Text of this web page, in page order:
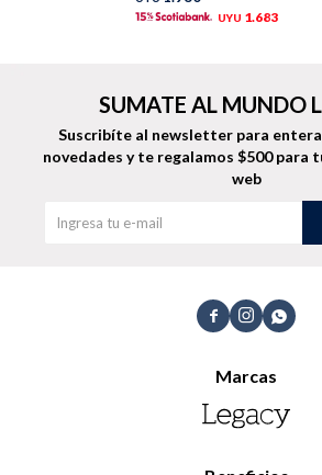
UYU 1.683
  
Marcas
SUMATE AL MUNDO
Suscribíte al newsletter para
novedades y te regalamos $500 para
web
TALLES GRANDES
Quiero ser parte Canjear